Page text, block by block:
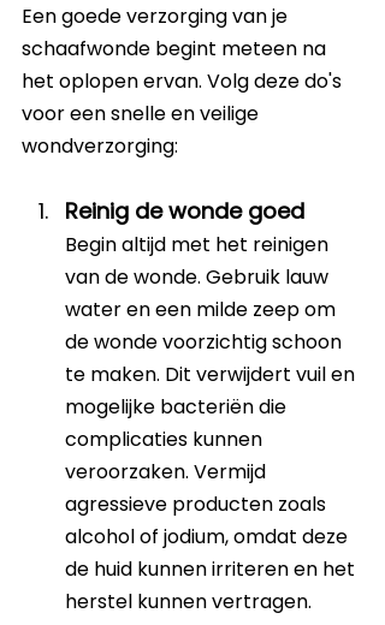
Een goede verzorging van je
schaafwonde begint meteen na
het oplopen ervan. Volg deze do's
voor een snelle en veilige
wondverzorging:
Reinig de wonde goed
Begin altijd met het reinigen
van de wonde. Gebruik lauw
water en een milde zeep om
de wonde voorzichtig schoon
te maken. Dit verwijdert vuil en
mogelijke bacteriën die
complicaties kunnen
veroorzaken. Vermijd
agressieve producten zoals
alcohol of jodium, omdat deze
de huid kunnen irriteren en het
herstel kunnen vertragen.